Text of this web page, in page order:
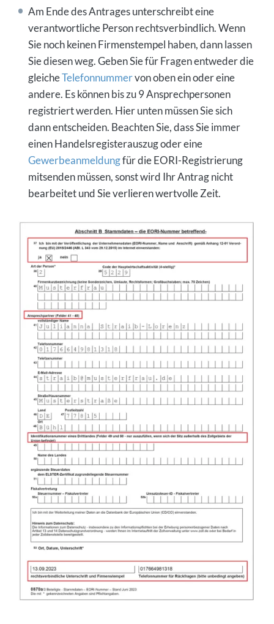
Am Ende des Antrages unterschreibt eine
verantwortliche Person rechtsverbindlich. Wenn
Sie noch keinen Firmenstempel haben, dann lassen
Sie diesen weg. Geben Sie für Fragen entweder die
gleicheTelefonnummervon oben ein oder eine
andere. Es können bis zu 9 Ansprechpersonen
registriert werden. Hier unten müssen Sie sich
dann entscheiden. Beachten Sie, dass Sie immer
einen Handelsregisterauszug oder eine
Gewerbeanmeldungfür die EORI-Registrierung
mitsenden müssen, sonst wird Ihr Antrag nicht
bearbeitet und Sie verlieren wertvolle Zeit.